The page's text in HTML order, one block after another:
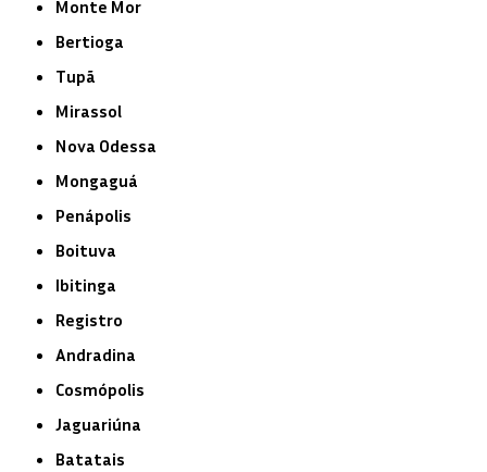
Monte Mor
Bertioga
Tupã
Mirassol
Nova Odessa
Mongaguá
Penápolis
Boituva
Ibitinga
Registro
Andradina
Cosmópolis
Jaguariúna
Batatais